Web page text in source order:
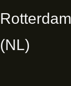
Rotterdam
(NL)